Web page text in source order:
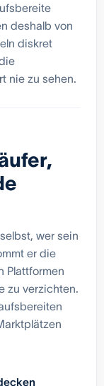
deshalb von
diskret
nie zu sehen.
wer sein
er die
Plattformen
zu verzichten.